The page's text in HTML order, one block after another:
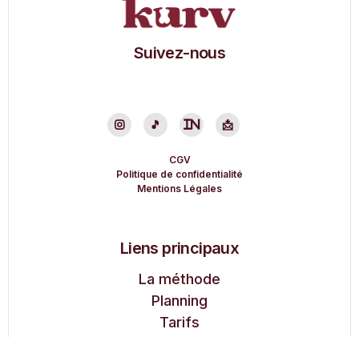
Suivez-nous
 🎵 in 📩
CGV
Politique de confidentialité
Mentions Légales
Liens principaux
La méthode
Planning
Tarifs